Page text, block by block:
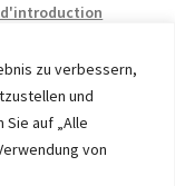
zu verbessern,
und
auf „Alle
von
of the ERUON